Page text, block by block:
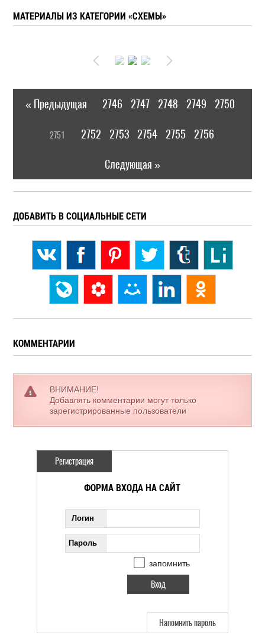
МАТЕРИАЛЫ ИЗ КАТЕГОРИИ «СХЕМЫ»
« Предыдущая 2746 2747 2748 2749 2750
2751 2752 2753 2754 2755 2756
Следующая »
ДОБАВИТЬ В СОЦИАЛЬНЫЕ СЕТИ
КОММЕНТАРИИ
ВНИМАНИЕ!
Добавлять комментарии могут только
зарегистрированные пользователи
Регистрация
ФОРМА ВХОДА НА САЙТ
Логин
Пароль
запомнить
Напомнить пароль